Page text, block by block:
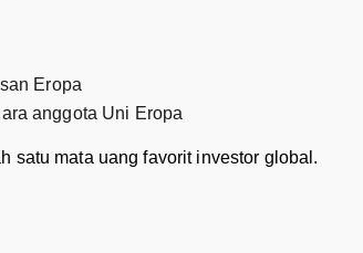
Eropa
anggota Uni Eropa
satu mata uang favorit investor global.